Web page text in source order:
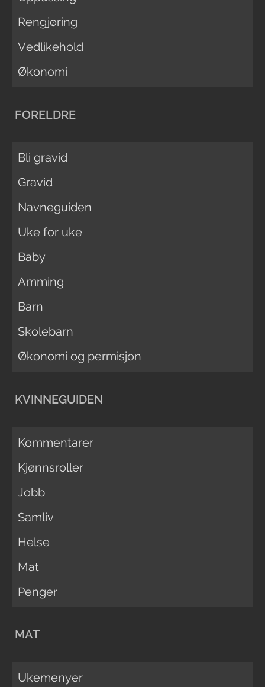
Rengjøring
Vedlikehold
Økonomi
FORELDRE
Bli gravid
Gravid
Navneguiden
Uke for uke
Baby
Amming
Barn
Skolebarn
Økonomi og permisjon
KVINNEGUIDEN
Kommentarer
Kjønnsroller
Jobb
Samliv
Helse
Mat
Penger
MAT
Ukemenyer